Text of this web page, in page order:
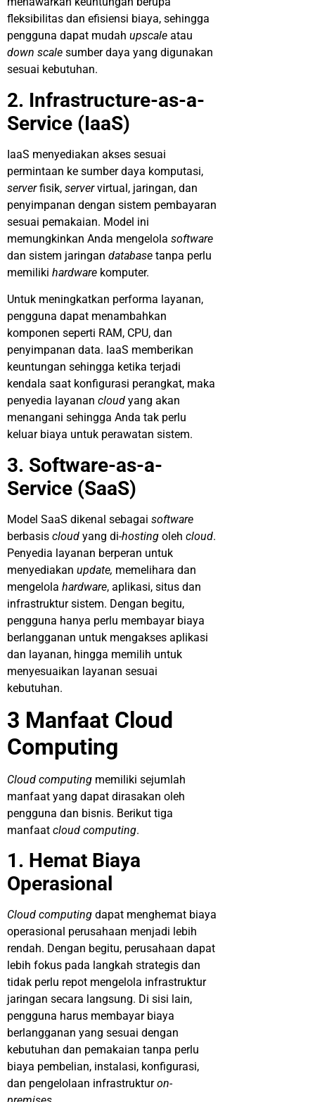
fleksibilitas dan efisiensi biaya, sehingga
pengguna dapat mudah upscale atau
down scale sumber daya yang digunakan
sesuai kebutuhan.
2. Infrastructure-as-a-
Service (IaaS)
IaaS menyediakan akses sesuai
permintaan ke sumber daya komputasi,
serverfisik, servervirtual, jaringan, dan
penyimpanan dengan sistem pembayaran
sesuai pemakaian. Model ini
memungkinkan Anda mengelola software
dan sistem jaringan database tanpa perlu
memiliki hardware komputer.
Untuk meningkatkan performa layanan,
pengguna dapat menambahkan
komponen seperti RAM, CPU, dan
penyimpanan data. IaaS memberikan
keuntungan sehingga ketika terjadi
kendala saat konfigurasi perangkat, maka
penyedia layanan cloud yang akan
menangani sehingga Anda tak perlu
keluar biaya untuk perawatan sistem.
3. Software-as-a-
Service (SaaS)
Model SaaS dikenal sebagai software
berbasis cloud yang di-hosting oleh cloud.
Penyedia layanan berperan untuk
menyediakan update, memelihara dan
mengelola hardware, aplikasi, situs dan
infrastruktur sistem. Dengan begitu,
pengguna hanya perlu membayar biaya
berlangganan untuk mengakses aplikasi
dan layanan, hingga memilih untuk
menyesuaikan layanan sesuai
kebutuhan.
3 Manfaat Cloud
Computing
Cloud computing memiliki sejumlah
manfaat yang dapat dirasakan oleh
pengguna dan bisnis. Berikut tiga
manfaat cloud computing.
1. Hemat Biaya
Operasional
Cloud computing dapat menghemat biaya
operasional perusahaan menjadi lebih
rendah. Dengan begitu, perusahaan dapat
lebih fokus pada langkah strategis dan
tidak perlu repot mengelola infrastruktur
jaringan secara langsung. Di sisi lain,
pengguna harus membayar biaya
berlangganan yang sesuai dengan
kebutuhan dan pemakaian tanpa perlu
biaya pembelian, instalasi, konfigurasi,
dan pengelolaan infrastrukturon-